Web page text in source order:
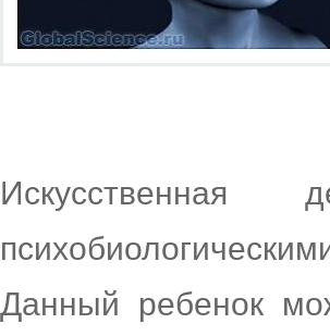
Искусственная
Данный ребенок